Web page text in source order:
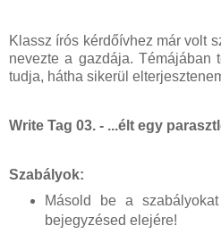
Klassz írós kérdőívhez már volt
nevezte a gazdája.
tudja, hátha sikerül
Write Tag 03. - ...élt egy
Szabályok:
Másold be a
bejegyzésed elejére!